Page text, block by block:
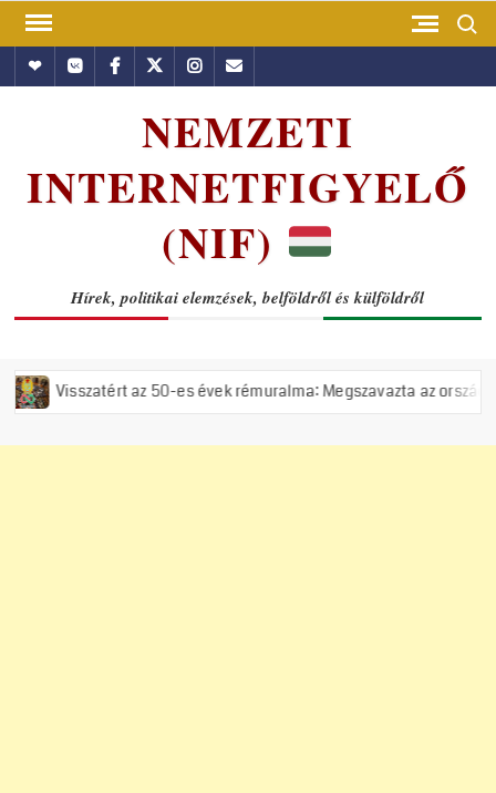
Skip
contentHundubVkontakte
Facebook
TwitterInstagram
Email
NEMZETI
INTERNETFIGYELŐ
(NIF)
Hírek, politikai elemzések, belföldről és külföldről
az 50-es évek rémuralma: Megszavazta az országgyűlés a tiszás